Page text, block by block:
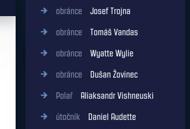
obránce Josef Trojna
obránce Tomáš Vandas
obránce Wyatte Wylie
obránce Dušan Žovinec
Polař Aliaksandr Vishneuski
útočník Daniel Audette